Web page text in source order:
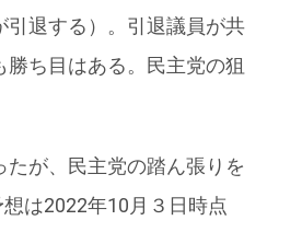
退する）。引退議員が共
ち目はある。民主党の狙
が、民主党の踏ん張りを
は2022年10月３日時点